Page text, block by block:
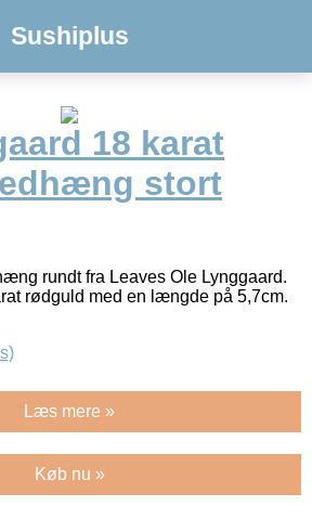
Sushiplus
18 karat
stort
rundt fra Leaves Ole Lynggaard.
rødguld med en længde på 5,7cm.
Læs mere »
Køb nu »